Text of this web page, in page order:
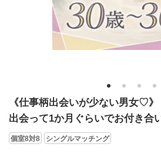
1 2 3 4
《仕事柄出会いが少ない男女♡》
出会って1か月ぐらいでお付き合
個室8対8 シングルマッチング